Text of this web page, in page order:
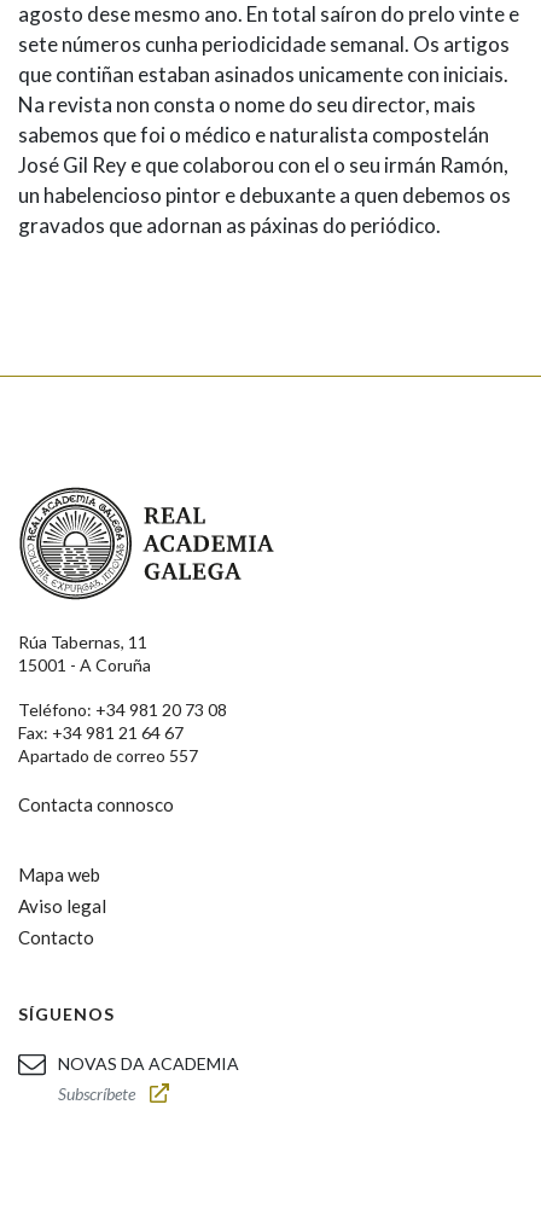
agosto dese mesmo ano. En total saíron do prelo vinte e
sete números cunha periodicidade semanal. Os artigos
que contiñan estaban asinados unicamente con iniciais.
Na revista non consta o nome do seu director, mais
sabemos que foi o médico e naturalista compostelán
José Gil Rey e que colaborou con el o seu irmán Ramón,
un habelencioso pintor e debuxante a quen debemos os
gravados que adornan as páxinas do periódico.
Real Academia Galega
Rúa Tabernas, 11
15001 - A Coruña
Teléfono: +34 981 20 73 08
Fax: +34 981 21 64 67
Apartado de correo 557
Contacta connosco
Mapa web
Aviso legal
Contacto
SÍGUENOS
NOVAS DA ACADEMIA
Subscríbete